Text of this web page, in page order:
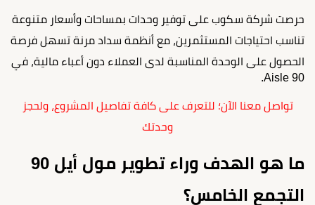
حرصت شركة سكوب على توفير وحدات بمساحات وأسعار متنوعة
تناسب احتياجات المستثمرين، مع أنظمة سداد مرنة تسهل فرصة
الحصول على الوحدة المناسبة لدى العملاء دون أعباء مالية، في
Aisle 90.
تواصل معنا الآن؛ للتعرف على كافة تفاصيل المشروع، ولحجز
وحدتك
ما هو الهدف وراء تطوير مول أيل 90
التجمع الخامس؟